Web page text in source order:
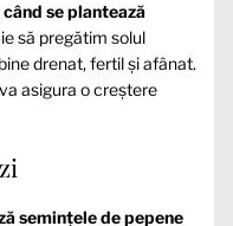
când se plantează
să pregătim solul
drenat, fertil și afânat.
asigura o creștere
semințele de pepene